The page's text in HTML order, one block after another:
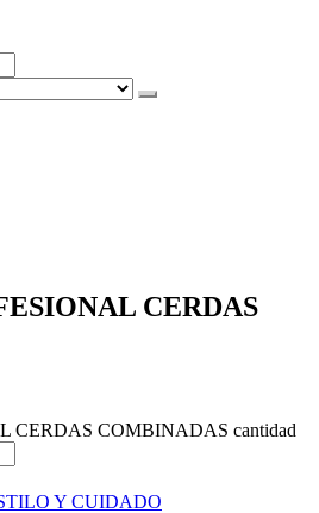
– Joaquín Requena 2459
CERDAS
CERDAS COMBINADAS cantidad
Y CUIDADO